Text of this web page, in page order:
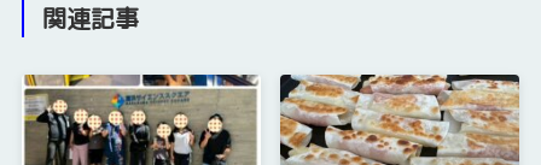
関連記事